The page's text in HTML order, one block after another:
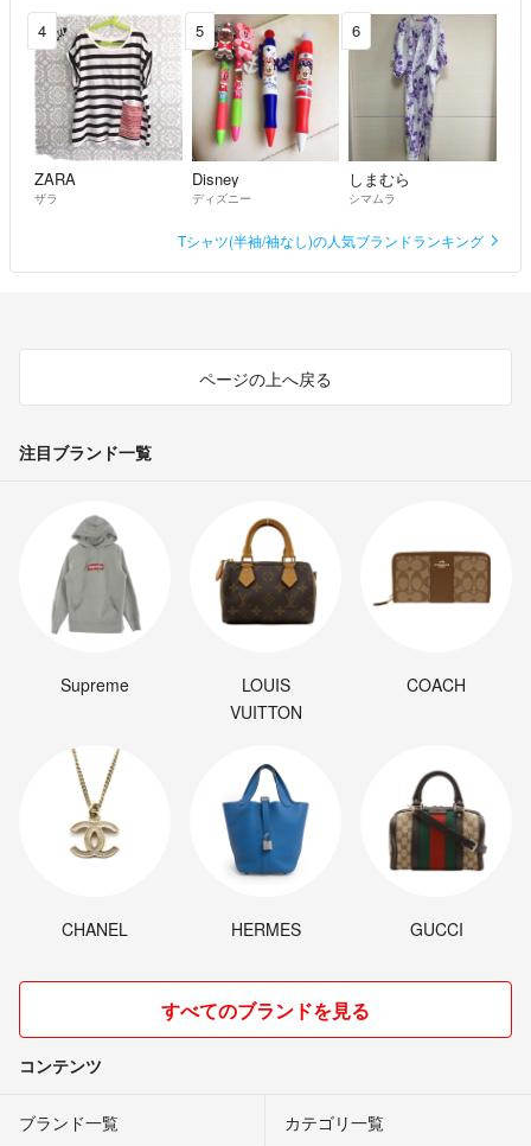
4
ZARA
ザラ
5
Disney
ディズニー
6
しまむら
シマムラ
Tシャツ(半袖/袖なし)の人気ブランドランキング
ページの上へ戻る
注目ブランド一覧
Supreme
LOUIS
VUITTON
COACH
CHANEL HERMES GUCCI
すべてのブランドを見る
コンテンツ
ブランド一覧 カテゴリ一覧